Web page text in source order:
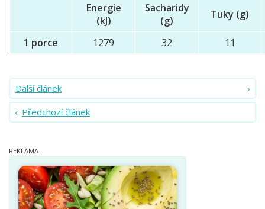
Energie
(kJ)
Sacharidy
(g)
Tuky (g)
1 porce 1279 32 11
Další článek
Předchozí článek